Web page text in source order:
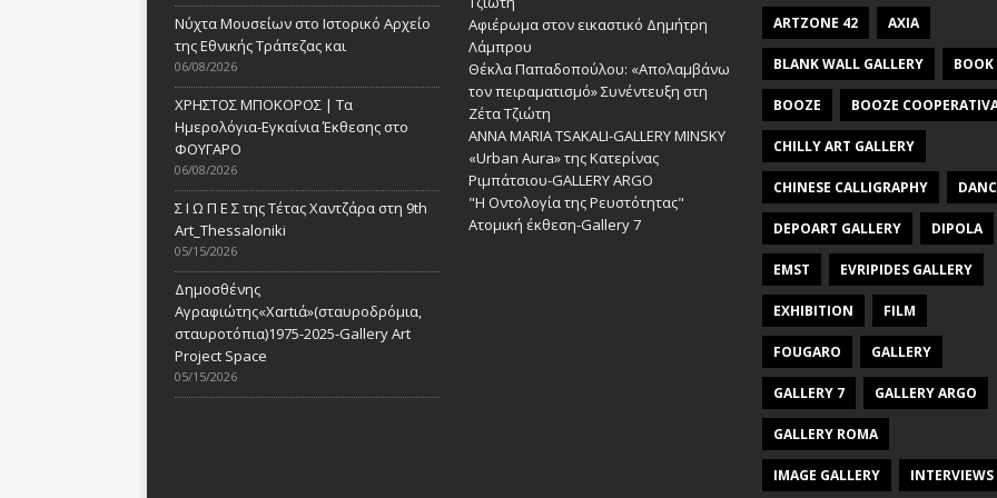
Νύχτα Μουσείων στο Ιστορικό Αρχείο
της Εθνικής Τράπεζας και
06/08/2026
ΧΡΗΣΤΟΣ ΜΠΟΚΟΡΟΣ | Τα
Ημερολόγια-Εγκαίνια Έκθεσης στο
ΦΟΥΓΑΡΟ
06/08/2026
Σ Ι Ω Π Ε Σ της Τέτας Χαντζάρα στη 9th
Art_Thessaloniki
05/15/2026
Δημοσθένης
Αγραφιώτης«Xαrtιά»(σταυροδρόμια,
σταυροτόπια)1975-2025-Gallery Art
Project Space
05/15/2026
Αφιέρωμα στον εικαστικό Δημήτρη
Λάμπρου
Θέκλα Παπαδοπούλου: «Απολαμβάνω
τον πειραματισμό» Συνέντευξη στη
Ζέτα Τζιώτη
ANNA MARIA TSAKALI-GALLERY MINSKY
«Urban Aura» της Κατερίνας
Ριμπάτσιου-GALLERY ARGO
"Η Οντολογία της Ρευστότητας"
Ατομική έκθεση-Gallery 7
ARTZONE 42 AXIA
BLANK WALL GALLERY BOOK
BOOZE BOOZE
CHILLY ART GALLERY
CHINESE CALLIGRAPHY
DEPOART GALLERY DIPOLA
EMST EVRIPIDES GALLERY
EXHIBITION FILM
FOUGARO GALLERY
GALLERY 7 GALLERY ARGO
GALLERY ROMA
IMAGE GALLERY INTERVIEWS